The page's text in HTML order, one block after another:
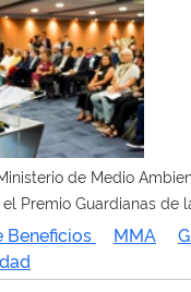
de Medio
Premio Guardianas de
a 20 organizaciones
del
genético
Beneficios MMA